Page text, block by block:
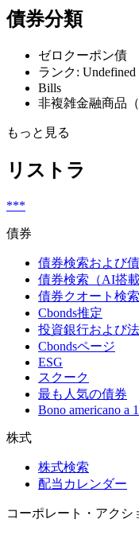
債券分類
ゼロクーポン債
ランク: Undefined
Bills
非複雑金融商品（
もっと見る
リストラ
***
債券
債券検索および
債券検索（AI搭載
債券クオート検索
Cbonds推定
投資銀行および
Cbondsページ
ESG
スクーク
最も人気の債券
Bono americano a
株式
株式検索
配当カレンダー
コーポレート・アクシ